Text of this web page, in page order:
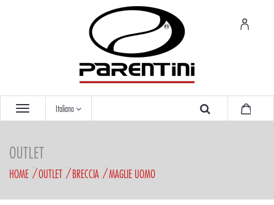
Italiano
OUTLET
HOME OUTLET BRECCIA MAGLIE UOMO